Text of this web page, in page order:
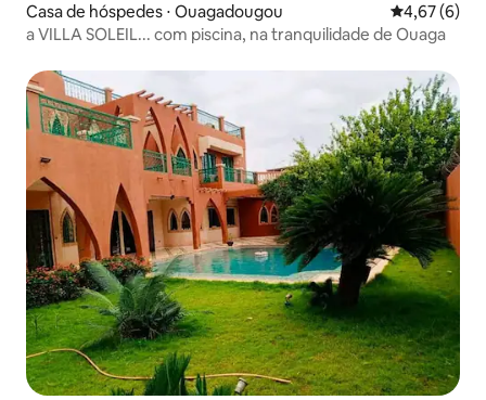
Casa de hóspedes ⋅ Ouagadougou 4,67 de uma
4,67 (6)
a VILLA SOLEIL... com piscina, na tranquilidade de Ouaga